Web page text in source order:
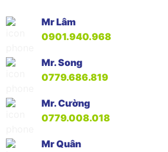
Mr Lâm
0901.940.968
Mr. Song
0779.686.819
Mr. Cường
0779.008.018
Mr Quân